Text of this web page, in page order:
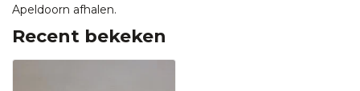
Apeldoorn afhalen.
Recent bekeken